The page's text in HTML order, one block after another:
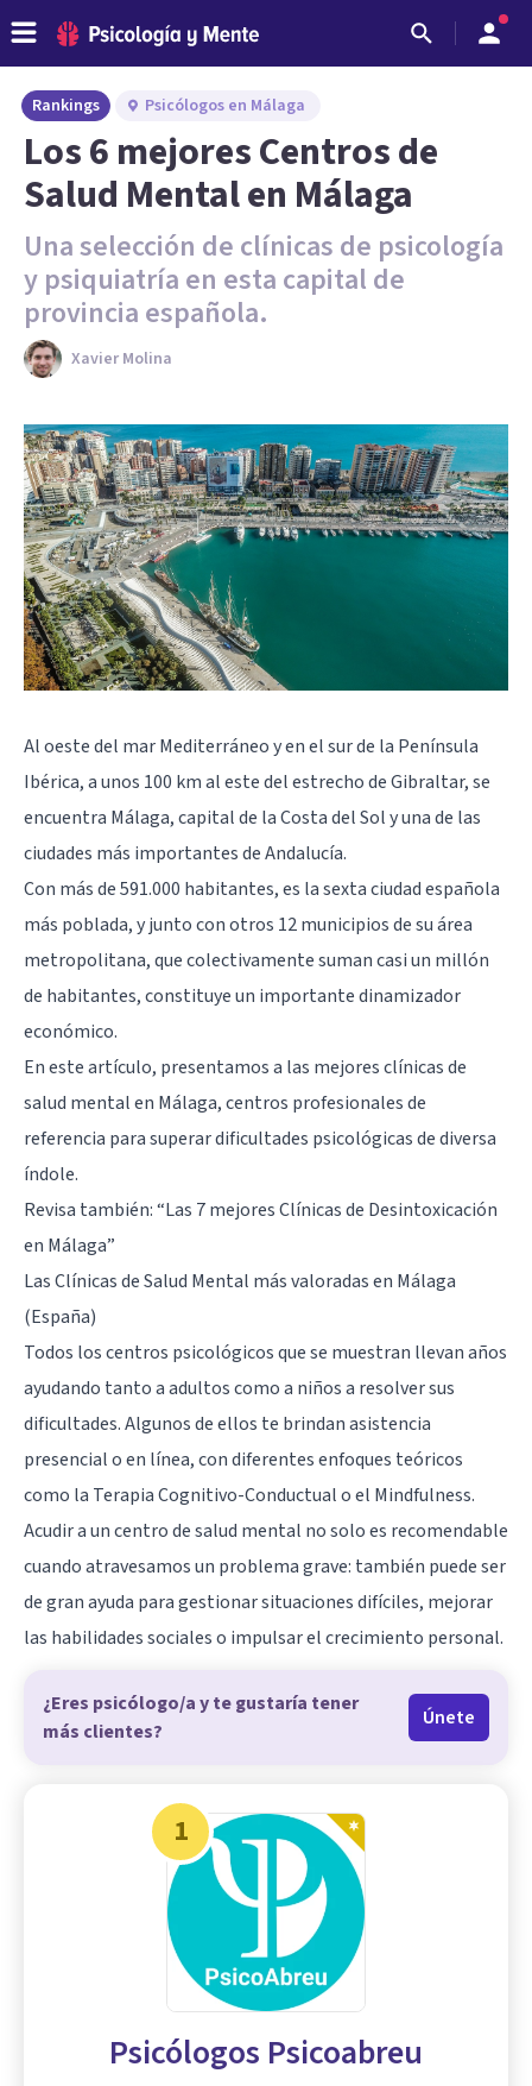
Rankings Psicólogos en Málaga
Los 6 mejores Centros de
Salud Mental en Málaga
Una selección de clínicas de psicología
y psiquiatría en esta capital de
provincia española.
Xavier Molina
Al oeste del mar Mediterráneo y en el sur de la Península
Ibérica, a unos 100 km al este del estrecho de Gibraltar, se
encuentra Málaga, capital de la Costa del Sol y una de las
ciudades más importantes de Andalucía.
Con más de 591.000 habitantes, es la sexta ciudad española
más poblada, y junto con otros 12 municipios de su área
metropolitana, que colectivamente suman casi un millón
de habitantes, constituye un importante dinamizador
económico.
En este artículo, presentamos a las mejores clínicas de
salud mental en Málaga, centros profesionales de
referencia para superar dificultades psicológicas de diversa
índole.
Revisa también:“Las 7 mejores Clínicas de Desintoxicación
en Málaga”
Las Clínicas de Salud Mental más valoradas en Málaga
(España)
Todos los centros psicológicos que se muestran llevan años
ayudando tanto a adultos como a niños a resolver sus
dificultades. Algunos de ellos te brindan asistencia
presencial o en línea, con diferentes enfoques teóricos
como la Terapia Cognitivo-Conductual o el Mindfulness.
Acudir a un centro de salud mental no solo es recomendable
cuando atravesamos un problema grave: también puede ser
de gran ayuda para gestionar situaciones difíciles, mejorar
las habilidades sociales o impulsar el crecimiento personal.
¿Eres psicólogo/a y te gustaría tener
más clientes?
Únete
1
Psicólogos Psicoabreu